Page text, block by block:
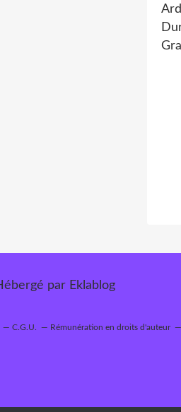
par Eklablog
C.G.U. Rémunération en droits d'auteur